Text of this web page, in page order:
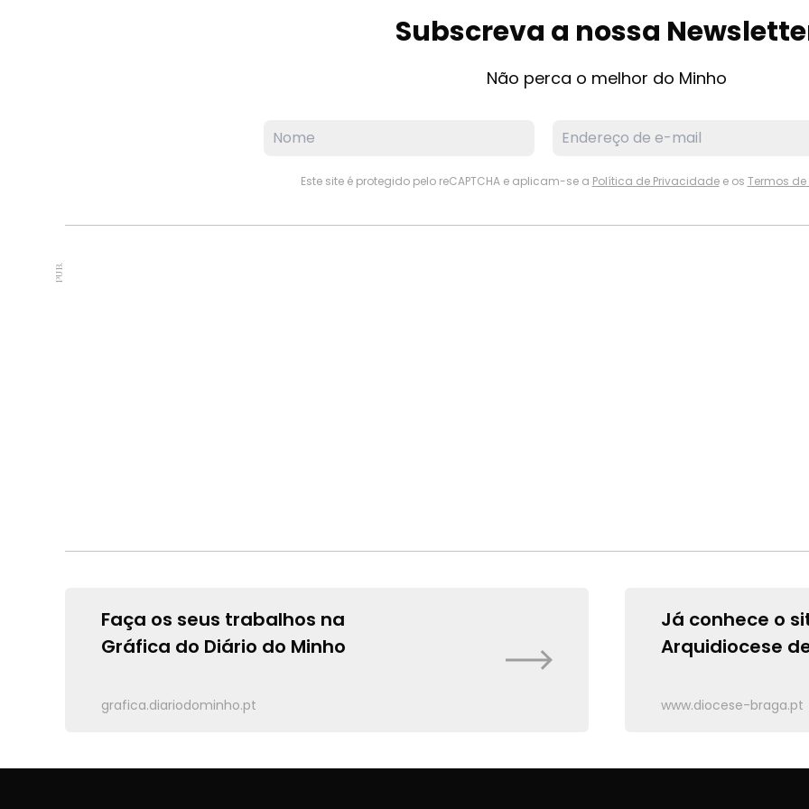
Subscreva a nossa
Não perca o melhor do Minho
Este site é protegido pelo reCAPTCHA e aplicam-se a Política de Privacidadee os Termos de
PUB.
Faça os seus trabalhos na
Gráfica do Diário do Minho
grafica.diariodominho.pt
Já conhece o
Arquidiocese
www.diocese-braga.pt